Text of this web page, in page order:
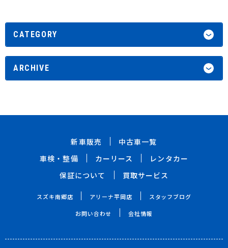
CATEGORY
ARCHIVE
新車販売
中古車一覧
車検・整備
カーリース
レンタカー
保証について
買取サービス
スズキ南郷店 アリーナ平岡店 スタッフブログ
お問い合わせ 会社情報